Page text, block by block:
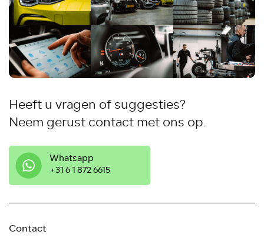
Heeft u vragen of suggesties?
Neem gerust contact met ons op.
Whatsapp
‭+31 6 1 872 6615
Contact